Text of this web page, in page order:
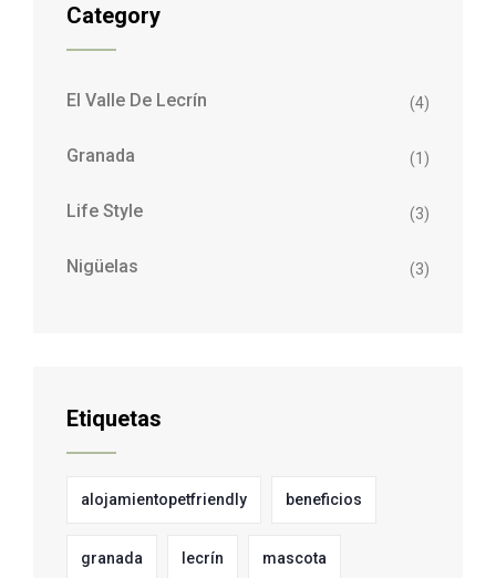
Category
El Valle De Lecrín (4)
Granada (1)
Life Style (3)
Nigüelas (3)
Etiquetas
alojamientopetfriendly beneficios
granada lecrín mascota